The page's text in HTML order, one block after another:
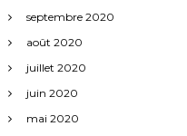
septembre 2020
août 2020
juillet 2020
juin 2020
mai 2020